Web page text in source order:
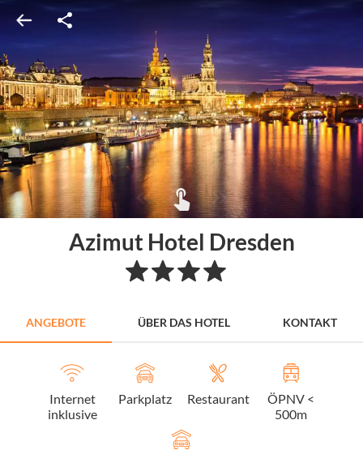
Azimut Hotel Dresden
ANGEBOTE ÜBER DAS HOTEL KONTAKT
Internet
inklusive
Parkplatz Restaurant
ÖPNV <
500m